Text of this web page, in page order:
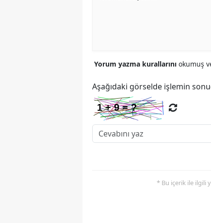
Yorum yazma kurallarını okumuş
Aşağıdaki görselde işlemin
* Bu içerik ile ilgili